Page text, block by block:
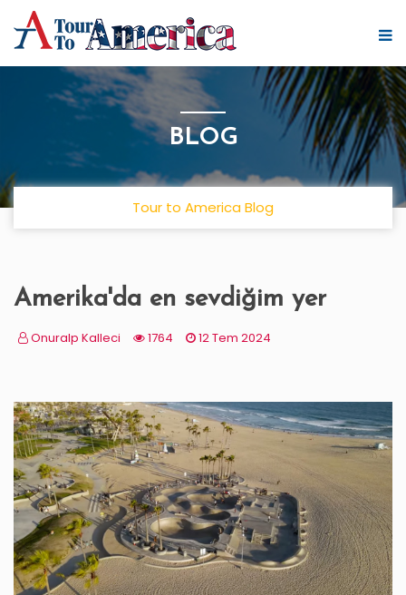
BLOG
Tour to America Blog
Amerika'da en sevdiğim yer
Onuralp Kalleci 1764 12 Tem 2024